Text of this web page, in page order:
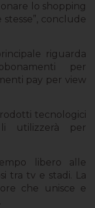
lo shopping
conclude
riguarda
per
pay per view
tecnologici
utilizzerà per
libero alle
tra tv e stadi. La
che unisce e